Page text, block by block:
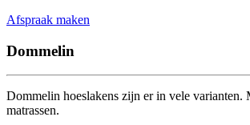
Afspraak maken
Dommelin
Dommelin hoeslakens zijn er in vele varianten.
matrassen.